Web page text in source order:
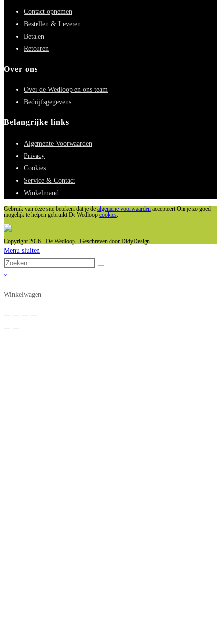
Contact opnemen
Bestellen & Leveren
Betalen
Retouren
Over ons
Over de Wedloop en ons team
Bedrijfsgegevens
Belangrijke links
Algemente Voorwaarden
Privacy
Cookies
Service & Contact
Winkelmand
Gebruik van deze site betekent dat je de algemene voorwaarden accepteert Om je zo goed
mogelijk te helpen gebruikt De Wedloop cookies
Copyright 2026 - De Wedloop - Geschreven door DidyDesign
Menu sluiten
×
Winkelwagen